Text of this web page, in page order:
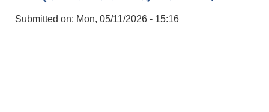
Submitted on: Mon, 05/11/2026 - 15:16